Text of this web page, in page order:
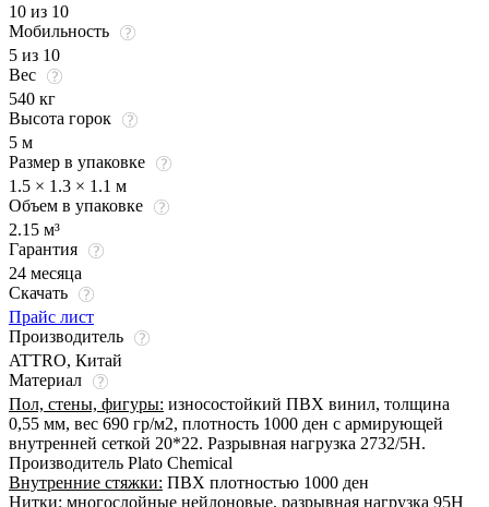
10 из 10
Мобильность
5 из 10
Вес
540 кг
Высота горок
5 м
Размер в упаковке
1.5 × 1.3 × 1.1 м
Объем в упаковке
2.15 м³
Гарантия
24 месяца
Скачать
Прайс лист
Производитель
ATTRO, Китай
Материал
Пол, стены, фигуры: износостойкий ПВХ винил, толщина
0,55 мм, вес 690 гр/м2, плотность 1000 ден с армирующей
внутренней сеткой 20*22. Разрывная нагрузка 2732/5Н.
Производитель Plato Chemical
Внутренние стяжки: ПВХ плотностью 1000 ден
Нитки: многослойные нейлоновые, разрывная нагрузка 95Н